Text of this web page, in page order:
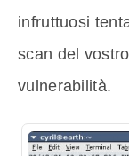
infruttuosi
scan del
vulnerabilità.